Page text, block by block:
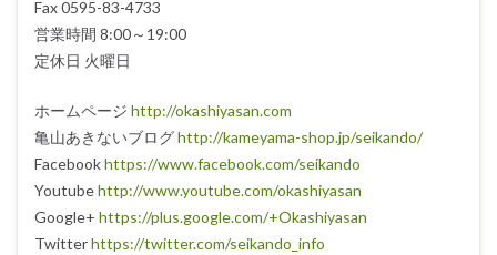
Fax 0595-83-4733
営業時間 8:00～19:00
定休日 火曜日
ホームページ http://okashiyasan.com
亀山あきないブログhttp://kameyama-shop.jp/seikando/
Facebookhttps://www.facebook.com/seikando
Youtubehttp://www.youtube.com/okashiyasan
Google+ https://plus.google.com/+Okashiyasan
Twitterhttps://twitter.com/seikando_info